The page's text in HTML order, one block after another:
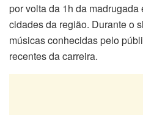
por volta da 1h da
cidades da região. Durante o
músicas conhecidas pelo
recentes da carreira.